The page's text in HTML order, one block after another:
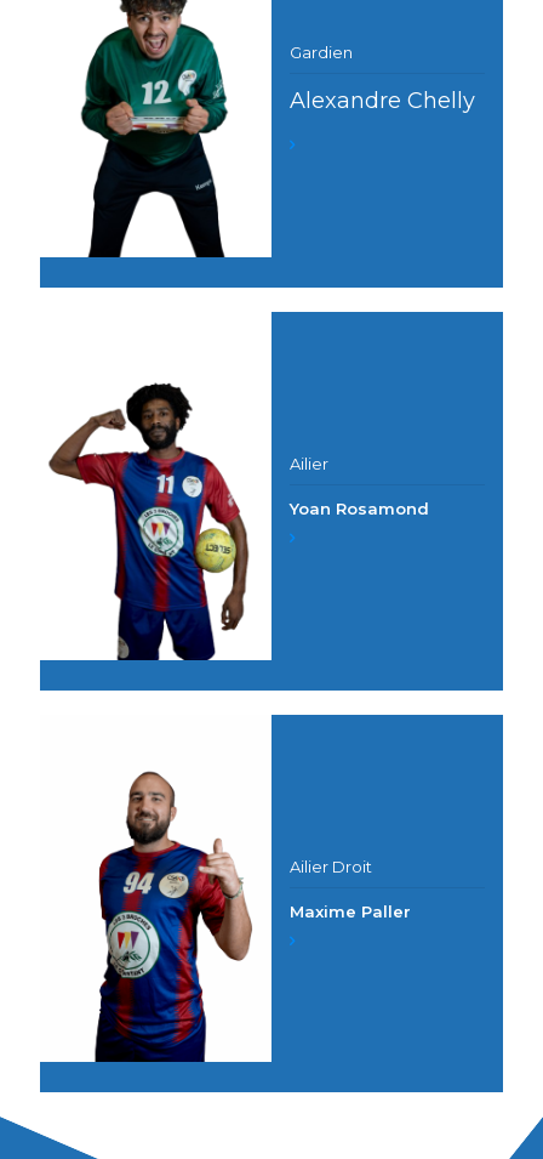
Gardien
Alexandre Chelly
Ailier
Yoan Rosamond
Ailier Droit
Maxime Paller